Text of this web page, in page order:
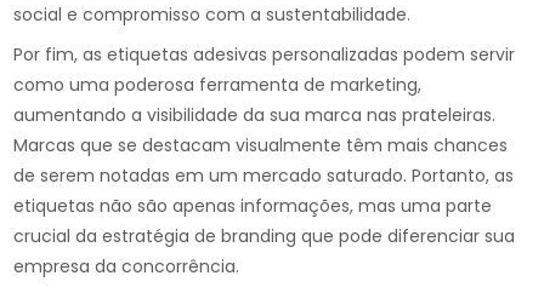
social e compromisso com a sustentabilidade.
Por fim, as etiquetas adesivas personalizadas podem servir
como uma poderosa ferramenta de marketing,
aumentando a visibilidade da sua marca nas prateleiras.
Marcas que se destacam visualmente têm mais chances
de serem notadas em um mercado saturado. Portanto, as
etiquetas não são apenas informações, mas uma parte
crucial da estratégia de branding que pode diferenciar sua
empresa da concorrência.